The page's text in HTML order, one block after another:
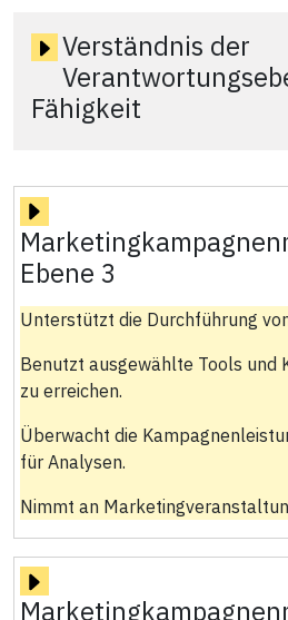
Verständnis der
Fähigkeit
Ebene 3
Unterstützt die Durchführung
Benutzt ausgewählte Tools und
zu erreichen.
Überwacht die
für Analysen.
Nimmt an